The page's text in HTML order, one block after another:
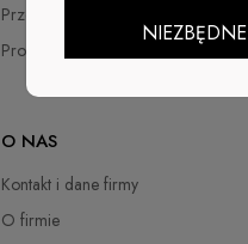
Przechowalnia
Program Lojalnościowy
O NAS
Kontakt i dane firmy
O firmie
NIEZBĘDNE